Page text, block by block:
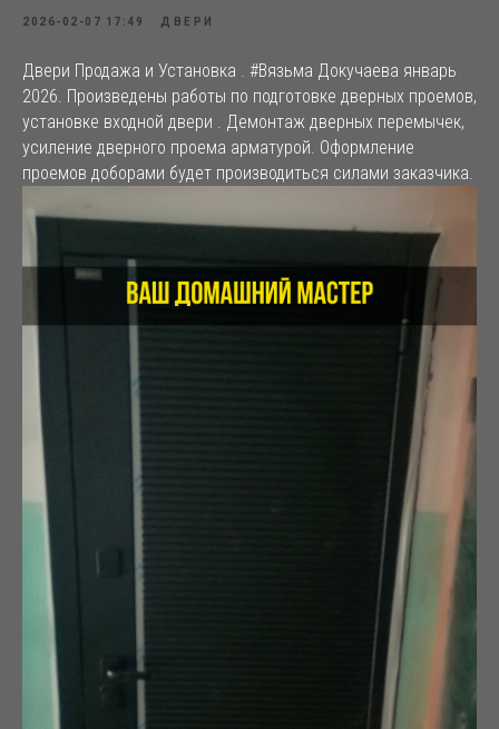
2026-02-07 17:49 ДВЕРИ
Двери Продажа и Установка . #Вязьма Докучаева январь
2026. Произведены работы по подготовке дверных проемов,
установке входной двери . Демонтаж дверных перемычек,
усиление дверного проема арматурой. Оформление
проемов доборами будет производиться силами заказчика.